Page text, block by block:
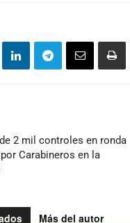
2 mil controles en ronda
Carabineros en la
Más del autor